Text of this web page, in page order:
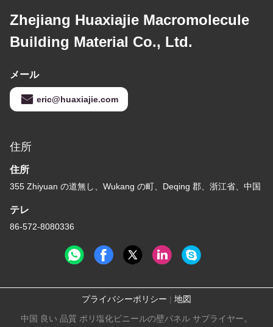
Zhejiang Huaxiajie Macromolecule
Building Material Co., Ltd.
メール
eric@huaxiajie.com
住所
住所
355 Zhiyuan の道無し、Wukang の町、Deqing 郡、浙江省、中国
テレ
86-572-8080336
プライバシーポリシー | 地図
中国 良い 品質 ポリ塩化ビニールの壁パネル サプライヤー。